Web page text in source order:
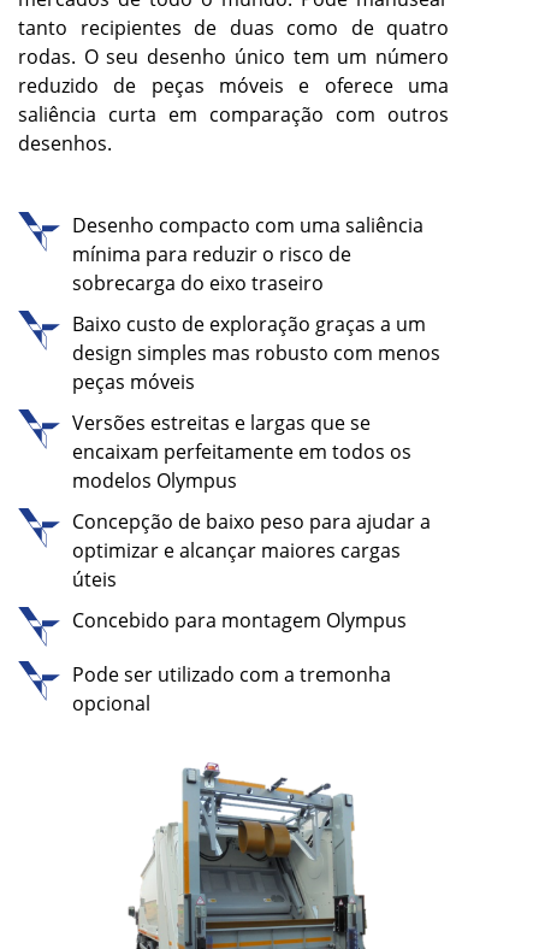
tanto recipientes de duas como de quatro
rodas. O seu desenho único tem um número
reduzido de peças móveis e oferece uma
saliência curta em comparação com outros
desenhos.
Desenho compacto com uma saliência
mínima para reduzir o risco de
sobrecarga do eixo traseiro
Baixo custo de exploração graças a um
design simples mas robusto com menos
peças móveis
Versões estreitas e largas que se
encaixam perfeitamente em todos os
modelos Olympus
Concepção de baixo peso para ajudar a
optimizar e alcançar maiores cargas
úteis
Concebido para montagem Olympus
Pode ser utilizado com a tremonha
opcional